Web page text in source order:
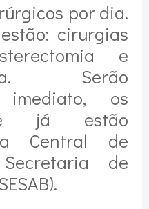
por dia.
cirurgias
e
Serão
os
já estão
Central de
de